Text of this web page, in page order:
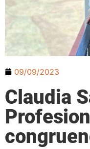
09/09/2023
Claudia